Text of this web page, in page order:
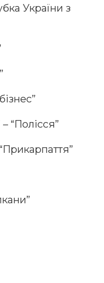
України з
“Полісся”